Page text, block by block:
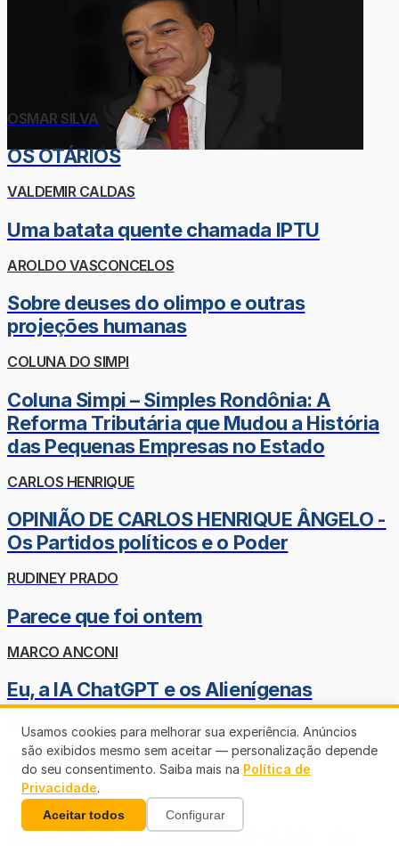
OSMAR SILVA
OS OTÁRIOS
VALDEMIR CALDAS
Uma batata quente chamada IPTU
AROLDO VASCONCELOS
Sobre deuses do olimpo e outras
projeções humanas
COLUNA DO SIMPI
Coluna Simpi – Simples Rondônia: A
Reforma Tributária que Mudou a História
das Pequenas Empresas no Estado
CARLOS HENRIQUE
OPINIÃO DE CARLOS HENRIQUE ÂNGELO -
Os Partidos políticos e o Poder
RUDINEY PRADO
Parece que foi ontem
MARCO ANCONI
Eu, a IA ChatGPT e os Alienígenas
GEOVANI BERNO
Morreram JÔ SOARES
ASSIS CANUTO
FRANCISCO SALLES de AZEVEDO - Ou
Usamos cookies para melhorar sua experiência. Anúncios
são exibidos mesmo sem aceitar — personalização depende
do seu consentimento. Saiba mais na Política de
Privacidade.
Aceitar todos Configurar